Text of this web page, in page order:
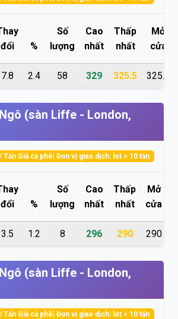
đổi
%
Số
lượng
Cao
nhất
Thấp
nhất
Mở
cửa
7.8 2.4 58 329 325.5 325.5
(sàn Liffe - London,
Tấn Giá cà phê| Đơn vị giao dịch: lot = 10 tấn
đổi
%
Số
lượng
Cao
nhất
Thấp
nhất
Mở
cửa
3.5 1.2 8 296 290 290
(sàn Liffe - London,
Tấn Giá cà phê| Đơn vị giao dịch: lot = 10 tấn